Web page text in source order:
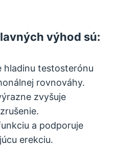
výhod sú:
hladinu testosterónu
rovnováhy.
zvyšuje
a podporuje
erekciu.